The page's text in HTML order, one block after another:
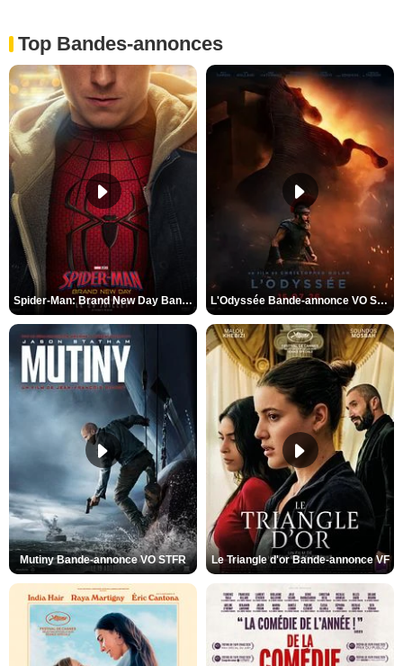
Top Bandes-annonces
Spider-Man: Brand New Day Bande-annonce VO STFR L'Odyssée Bande-annonce VO STFR
Mutiny Bande-annonce VO STFR Le Triangle d'or Bande-annonce VF